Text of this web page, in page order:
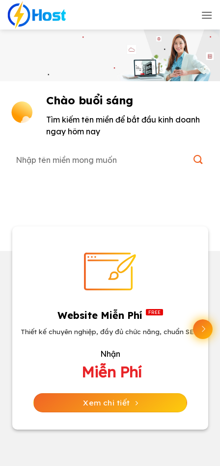
Bỏ
qua
nội
Chào buổi sáng
Tìm kiếm tên miền để bắt đầu kinh doanh
ngay hôm nay
Website Miễn Phí FREE
Thiết kế chuyên nghiệp, đầy đủ chức năng, chuẩn SEO
Nhận
Miễn Phí
Xem chi tiết